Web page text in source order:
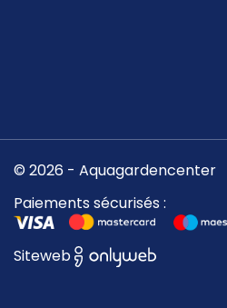
© 2026 - Aquagardencenter
Paiements sécurisés :
Siteweb